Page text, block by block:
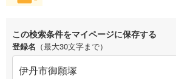
この検索条件をマイページに保存する
登録名 （最大30文字まで）